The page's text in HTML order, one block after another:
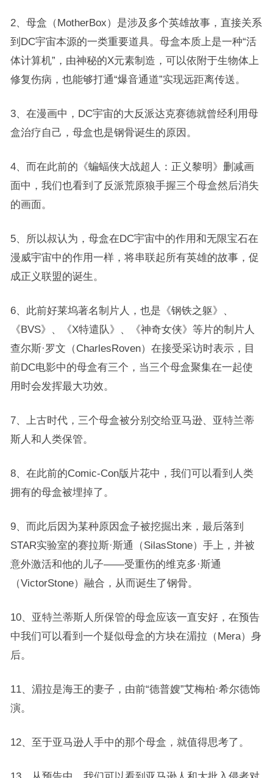
2、母盒（MotherBox）是涉及多个英雄故事，直接关系
到DC宇宙本源的一类重要道具。母盒本质上是一种“活
体计算机”，由神秘的X元素制造，可以依附于生物体上
修复伤病，也能够打通“爆音通道”实现远距离传送。
3、在漫画中，DC宇宙的大反派达克赛德就曾经利用母
盒治疗自己，母盒也是钢骨诞生的原因。
4、而在此前的《蝙蝠侠大战超人：正义黎明》删减画
面中，我们也看到了反派荒原狼手握三个母盒然后消失
的画面。
5、所以叔认为，母盒在DC宇宙中的作用和无限宝石在
漫威宇宙中的作用一样，将串联起所有英雄的故事，促
成正义联盟的诞生。
6、此前好莱坞著名制片人，也是《钢铁之躯》、
《BVS》、《X特遣队》、《神奇女侠》等片的制片人
查尔斯·罗文（CharlesRoven）在接受采访时表示，目
前DC电影中的母盒有三个，当三个母盒聚集在一起使
用时会发挥最大功效。
7、上古时代，三个母盒被分别交给亚马逊、亚特兰蒂
斯人和人类保管。
8、在此前的Comic-Con版片花中，我们可以看到人类
拥有的母盒被埋掉了。
9、而此后因为某种原因盒子被挖掘出来，最后落到
STAR实验室的赛拉斯·斯通（SilasStone）手上，并被
意外激活和他的儿子——受重伤的维克多·斯通
（VictorStone）融合，从而诞生了钢骨。
10、亚特兰蒂斯人所保管的母盒应该一直安好，在预告
中我们可以看到一个疑似母盒的方块在湄拉（Mera）身
后。
11、湄拉是海王的妻子，由前“德普嫂”艾梅柏·希尔德饰
演。
12、至于亚马逊人手中的那个母盒，就值得思考了。